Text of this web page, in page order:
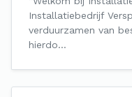
Installatiebedrijf
verduurzamen van
hierdo…